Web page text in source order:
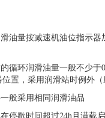
滑油量按减速机油位指示
的循环润滑油量一般不少
置，采用润滑站时例外（
般采用相同润滑油品
停歇时间超过24h且满载